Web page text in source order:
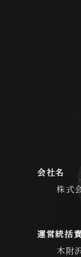
会社名
株式
運営統括
木附